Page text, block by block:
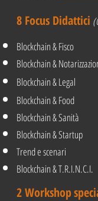
8 Focus Didattici
Blockchain & Fisco
Blockchain &
Blockchain & Legal
Blockchain & Food
Blockchain & Sanità
Blockchain & Startup
Trend e scenari
Blockchain & T.R.I.N.C.I.
2 Workshop